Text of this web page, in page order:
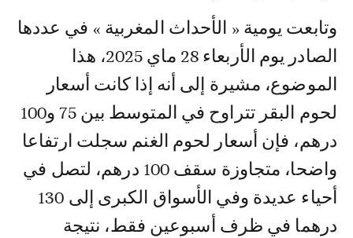
وتابعت يومية « الأحداث المغربية » في عددها
الصادر يوم الأربعاء 28 ماي 2025، هذا
الموضوع، مشيرة إلى أنه إذا كانت أسعار
لحوم البقر تتراوح في المتوسط بين 75 و100
درهم، فإن أسعار لحوم الغنم سجلت ارتفاعا
واضحا، متجاوزة سقف 100 درهم، لتصل في
أحياء عديدة وفي الأسواق الكبرى إلى 130
درهما في ظرف أسبوعين فقط، نتيجة